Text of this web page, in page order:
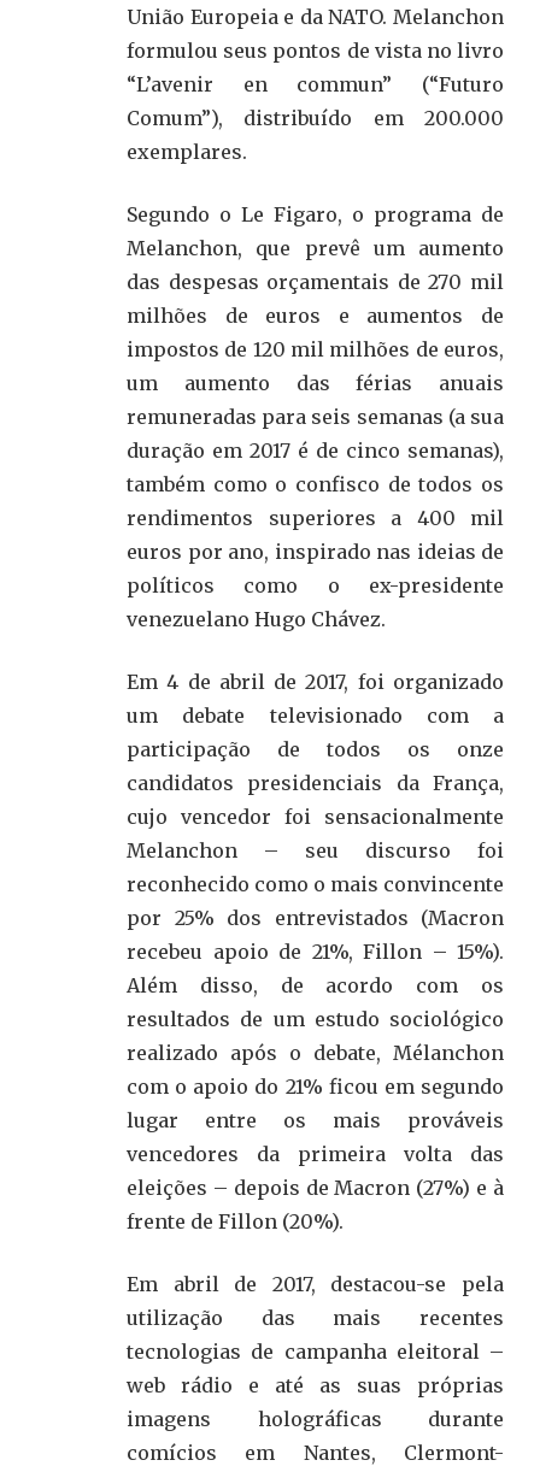
União Europeia e da NATO. Melanchon
formulou seus pontos de vista no livro
“L’avenir en commun” (“Futuro
Comum”), distribuído em 200.000
exemplares.
Segundo o Le Figaro, o programa de
Melanchon, que prevê um aumento
das despesas orçamentais de 270 mil
milhões de euros e aumentos de
impostos de 120 mil milhões de euros,
um aumento das férias anuais
remuneradas para seis semanas (a sua
duração em 2017 é de cinco semanas),
também como o confisco de todos os
rendimentos superiores a 400 mil
euros por ano, inspirado nas ideias de
políticos como o ex-presidente
venezuelano Hugo Chávez.
Em 4 de abril de 2017, foi organizado
um debate televisionado com a
participação de todos os onze
candidatos presidenciais da França,
cujo vencedor foi sensacionalmente
Melanchon – seu discurso foi
reconhecido como o mais convincente
por 25% dos entrevistados (Macron
recebeu apoio de 21%, Fillon – 15%).
Além disso, de acordo com os
resultados de um estudo sociológico
realizado após o debate, Mélanchon
com o apoio do 21% ficou em segundo
lugar entre os mais prováveis
vencedores da primeira volta das
eleições – depois de Macron (27%) e à
frente de Fillon (20%).
Em abril de 2017, destacou-se pela
utilização das mais recentes
tecnologias de campanha eleitoral –
web rádio e até as suas próprias
imagens holográficas durante
comícios em Nantes, Clermont-